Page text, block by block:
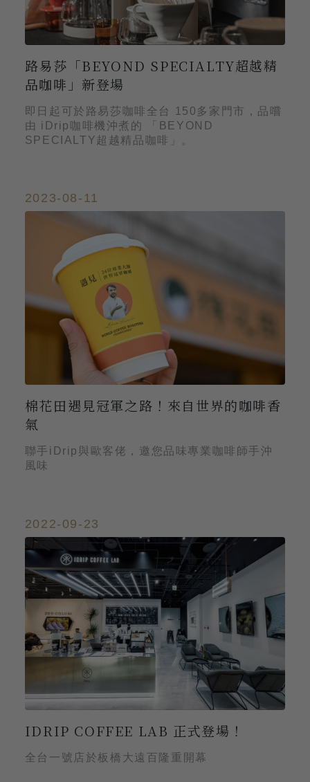
路易莎「BEYOND SPECIALTY超越精
品咖啡」新登場
即日起可於路易莎咖啡全台 150多家門市，品嚐
由 iDrip咖啡機沖煮的 「BEYOND
SPECIALTY超越精品咖啡」。
2023-08-11
棉花田遇見冠軍之路！來自世界的咖啡香
氣
聯手iDrip與歐客佬，邀您品味專業咖啡師手沖
風味
2022-09-23
IDRIP COFFEE LAB 正式登場！
全台一號店於板橋大遠百隆重開幕